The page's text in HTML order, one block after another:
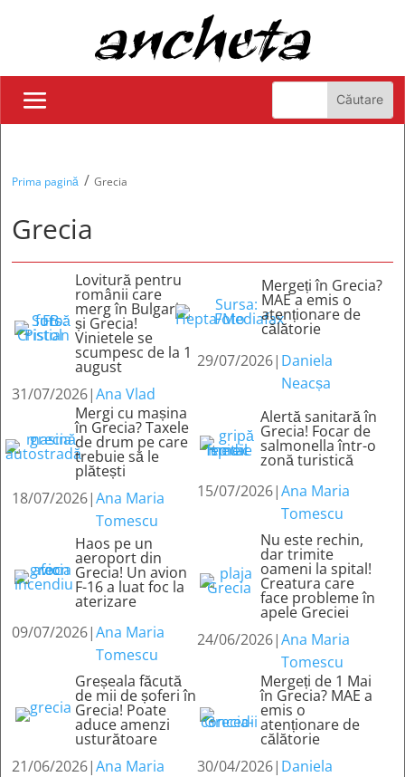
Prima pagină / Grecia
Grecia
Lovitură pentru
românii care
merg în Bulgaria
și Grecia!
Vinietele se
scumpesc de la 1
august
31/07/2026|Ana Vlad
Mergeți în Grecia?
MAE a emis o
atenționare de
călătorie
29/07/2026| Daniela
Neacșa
Mergi cu mașina
în Grecia? Taxele
de drum pe care
trebuie să le
plătești
18/07/2026|Ana Maria
Tomescu
Alertă sanitară în
Grecia! Focar de
salmonella într-o
zonă turistică
15/07/2026|Ana Maria
Tomescu
Haos pe un
aeroport din
Grecia! Un avion
F-16 a luat foc la
aterizare
09/07/2026|Ana Maria
Tomescu
Nu este rechin,
dar trimite
oameni la spital!
Creatura care
face probleme în
apele Greciei
24/06/2026|Ana Maria
Tomescu
Greșeala făcută
de mii de șoferi în
Grecia! Poate
aduce amenzi
usturătoare
21/06/2026|Ana Maria
Mergeți de 1 Mai
în Grecia? MAE a
emis o
atenționare de
călătorie
30/04/2026| Daniela